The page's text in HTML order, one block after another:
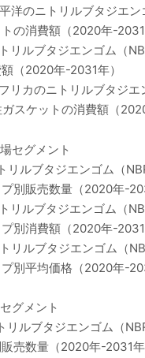
洋のニトリルブタジエン
の消費額（2020年-2031
リルブタジエンゴム（
（2020年-2031年）
リカのニトリルブタジエ
ガスケットの消費額（
セグメント
リルブタジエンゴム（
別販売数量（2020年-
リルブタジエンゴム（
別消費額（2020年-2031
リルブタジエンゴム（
別平均価格（2020年-
グメント
リルブタジエンゴム（
売数量（2020年-2031年